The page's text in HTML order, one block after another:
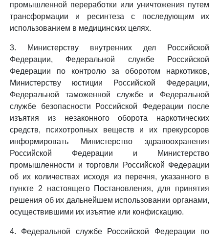
промышленной переработки или уничтожения путем
трансформации и ресинтеза с последующим их
использованием в медицинских целях.
3. Министерству внутренних дел Российской
Федерации, Федеральной службе Российской
Федерации по контролю за оборотом наркотиков,
Министерству юстиции Российской Федерации,
Федеральной таможенной службе и Федеральной
службе безопасности Российской Федерации после
изъятия из незаконного оборота наркотических
средств, психотропных веществ и их прекурсоров
информировать Министерство здравоохранения
Российской Федерации и Министерство
промышленности и торговли Российской Федерации
об их количествах исходя из перечня, указанного в
пункте 2 настоящего Постановления, для принятия
решения об их дальнейшем использовании органами,
осуществившими их изъятие или конфискацию.
4. Федеральной службе Российской Федерации по